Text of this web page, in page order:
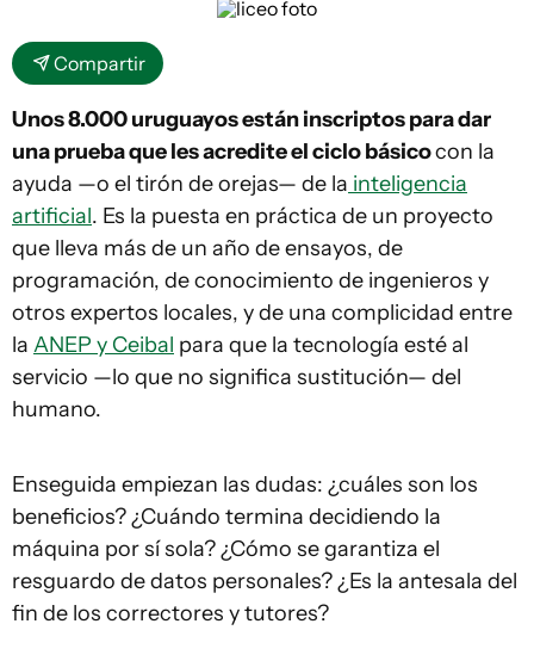
Compartir
Unos 8.000 uruguayos están inscriptos para dar
una prueba que les acredite el ciclo básicocon la
ayuda —o el tirón de orejas— de la inteligencia
artificial. Es la puesta en práctica de un proyecto
que lleva más de un año de ensayos, de
programación, de conocimiento de ingenieros y
otros expertos locales, y de una complicidad entre
la ANEP y Ceibal para que la tecnología esté al
servicio —lo que no significa sustitución— del
humano.
Enseguida empiezan las dudas: ¿cuáles son los
beneficios? ¿Cuándo termina decidiendo la
máquina por sí sola? ¿Cómo se garantiza el
resguardo de datos personales? ¿Es la antesala del
fin de los correctores y tutores?